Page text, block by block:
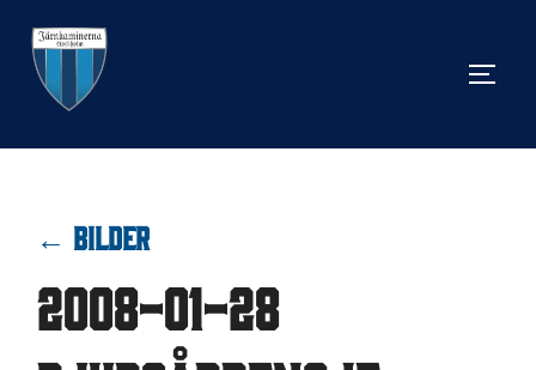
innehåll
← BILDER
2008-01-28